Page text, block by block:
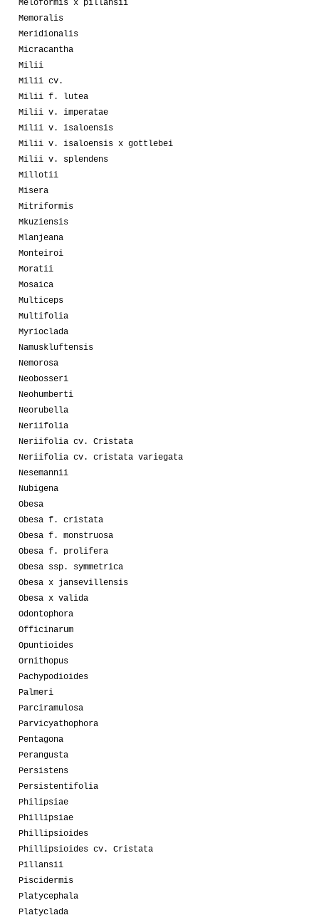
Meloformis x pillansii
Memoralis
Meridionalis
Micracantha
Milii
Milii cv.
Milii f. lutea
Milii v. imperatae
Milii v. isaloensis
Milii v. isaloensis x gottlebei
Milii v. splendens
Millotii
Misera
Mitriformis
Mkuziensis
Mlanjeana
Monteiroi
Moratii
Mosaica
Multiceps
Multifolia
Myrioclada
Namuskluftensis
Nemorosa
Neobosseri
Neohumberti
Neorubella
Neriifolia
Neriifolia cv. Cristata
Neriifolia cv. cristata variegata
Nesemannii
Nubigena
Obesa
Obesa f. cristata
Obesa f. monstruosa
Obesa f. prolifera
Obesa ssp. symmetrica
Obesa x jansevillensis
Obesa x valida
Odontophora
Officinarum
Opuntioides
Ornithopus
Pachypodioides
Palmeri
Parciramulosa
Parvicyathophora
Pentagona
Perangusta
Persistens
Persistentifolia
Philipsiae
Phillipsiae
Phillipsioides
Phillipsioides cv. Cristata
Pillansii
Piscidermis
Platycephala
Platyclada